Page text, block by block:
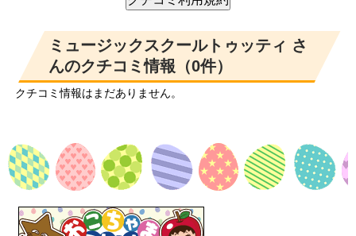
ミュージックスクールトゥッティ さ
んのクチコミ情報（0件）
クチコミ情報はまだありません。